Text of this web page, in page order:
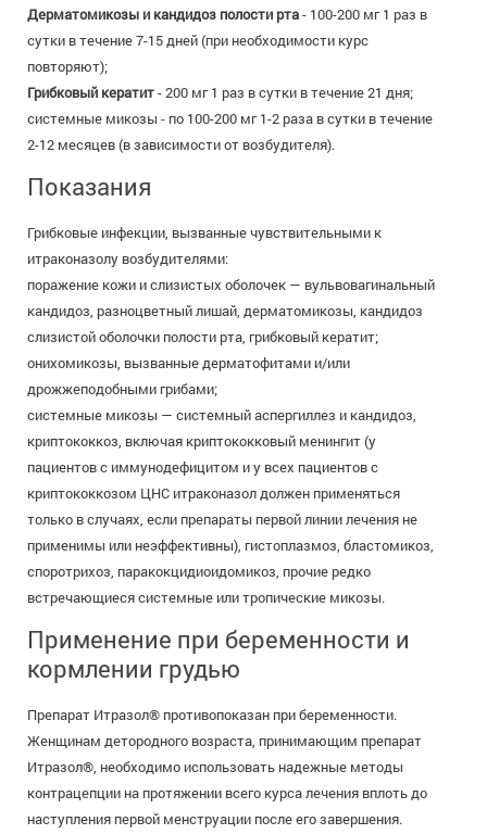
Дерматомикозы и кандидоз полости рта- 100-200 мг 1 раз в
сутки в течение 7-15 дней (при необходимости курс
повторяют);
Грибковый кератит- 200 мг 1 раз в сутки в течение 21 дня;
системные микозы - по 100-200 мг 1-2 раза в сутки в течение
2-12 месяцев (в зависимости от возбудителя).
Показания
Грибковые инфекции, вызванные чувствительными к
итраконазолу возбудителями:
поражение кожи и слизистых оболочек — вульвовагинальный
кандидоз, разноцветный лишай, дерматомикозы, кандидоз
слизистой оболочки полости рта, грибковый кератит;
онихомикозы, вызванные дерматофитами и/или
дрожжеподобными грибами;
системные микозы — системный аспергиллез и кандидоз,
криптококкоз, включая криптококковый менингит (у
пациентов с иммунодефицитом и у всех пациентов с
криптококкозом ЦНС итраконазол должен применяться
только в случаях, если препараты первой линии лечения не
применимы или неэффективны), гистоплазмоз, бластомикоз,
споротрихоз, паракокцидиоидомикоз, прочие редко
встречающиеся системные или тропические микозы.
Применение при беременности и
кормлении грудью
Препарат Итразол® противопоказан при беременности.
Женщинам детородного возраста, принимающим препарат
Итразол®, необходимо использовать надежные методы
контрацепции на протяжении всего курса лечения вплоть до
наступления первой менструации после его завершения.